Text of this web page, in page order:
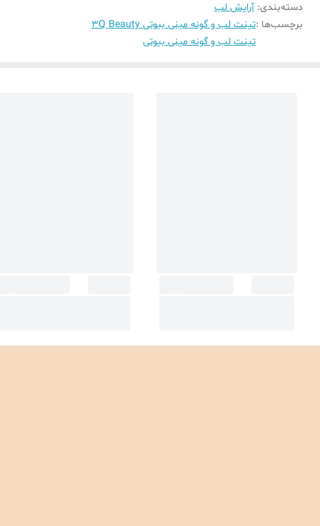
دسته‌بندی: آرایش لب
برچسب‌ها :تینت لب و گونه مینی بیوتی 3Q Beauty
تینت لب و گونه مینی بیوتی